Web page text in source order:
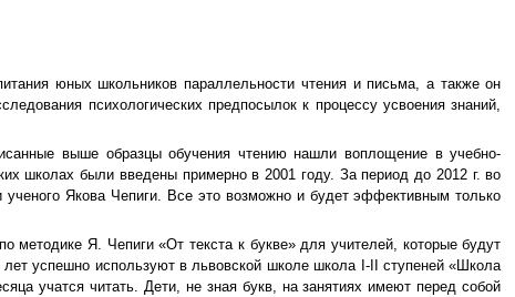
юных школьников параллельности чтения и письма, а также он
психологических предпосылок к процессу усвоения знаний,
выше образцы обучения чтению нашли воплощение в учебно-
школах были введены примерно в 2001 году. За период до 2012 г. во
ученого Якова Чепиги. Все это возможно и будет эффективным только
методике Я. Чепиги «От текста к букве» для учителей, которые будут
успешно используют в львовской школе школа I-II ступеней «Школа
учатся читать. Дети, не зная букв, на занятиях имеют перед собой